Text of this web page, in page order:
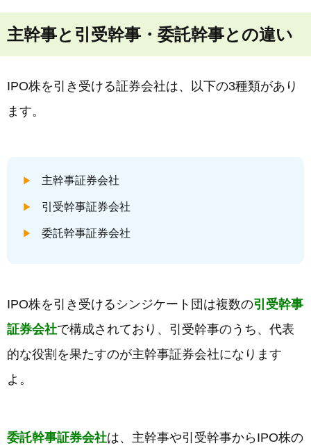
主幹事と引受幹事・委託幹事との違い
IPO株を引き受ける証券会社は、以下の3種類があり
ます。
主幹事証券会社
引受幹事証券会社
委託幹事証券会社
IPO株を引き受けるシンジケート団は複数の引受幹事
証券会社で構成されており、引受幹事のうち、代表
的な役割を果たすのが主幹事証券会社になります
よ。
委託幹事証券会社は、主幹事や引受幹事からIPO株の